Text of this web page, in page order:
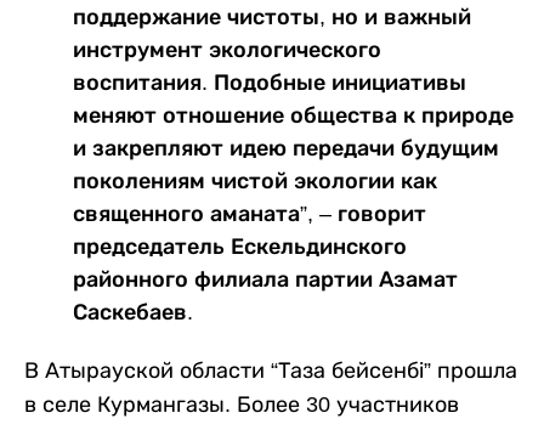
поддержание чистоты, но и важный
инструмент экологического
воспитания. Подобные инициативы
меняют отношение общества к природе
и закрепляют идею передачи будущим
поколениям чистой экологии как
священного аманата”, – говорит
председатель Ескельдинского
районного филиала партии Азамат
Саскебаев.
В Атырауской области “Таза бейсенбі” прошла
в селе Курмангазы. Более 30 участников